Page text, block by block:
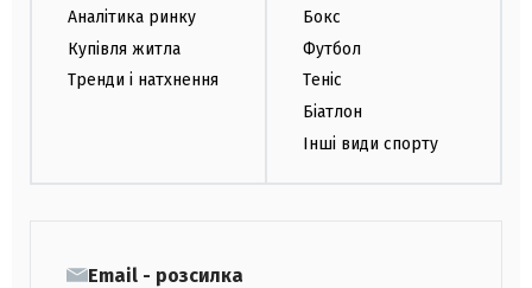
Аналітика ринку
Купівля житла
Тренди і натхнення
Бокс
Футбол
Теніс
Біатлон
Інші види спорту
Email - розсилка